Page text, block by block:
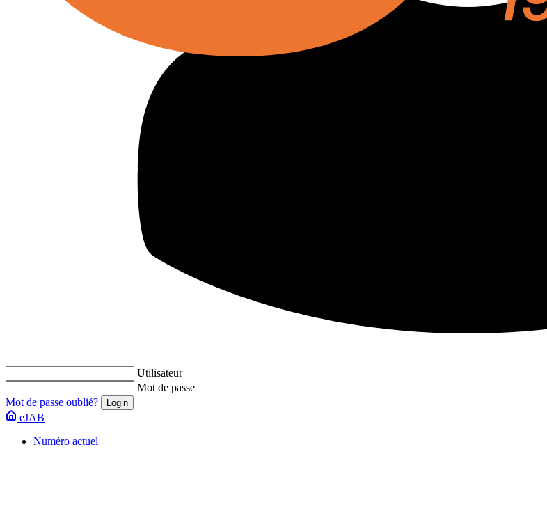
Utilisateur
Mot de passe
Mot de passe oublié?
eJAB
Numéro actuel